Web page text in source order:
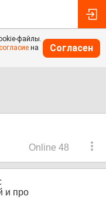
файлы.
на
Согласен
Online 48
и про